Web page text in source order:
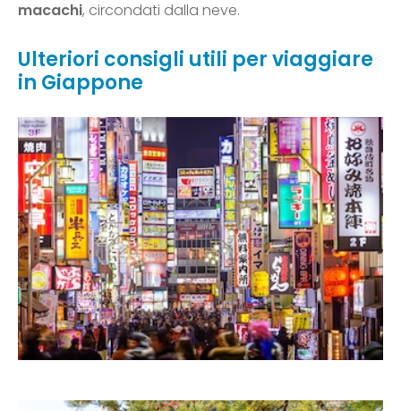
macachi, circondati dalla neve.
Ulteriori consigli utili per viaggiare
in Giappone